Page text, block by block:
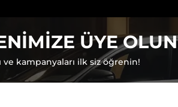
ÜYE OLUN
ve kampanyaları ilk siz öğrenin!